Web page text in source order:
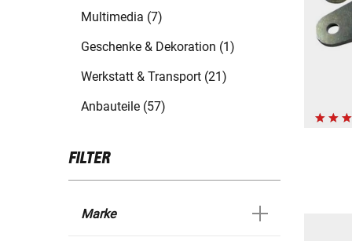
Multimedia (7)
Geschenke & Dekoration (1)
Werkstatt & Transport (21)
Anbauteile (57)
FILTER
Marke